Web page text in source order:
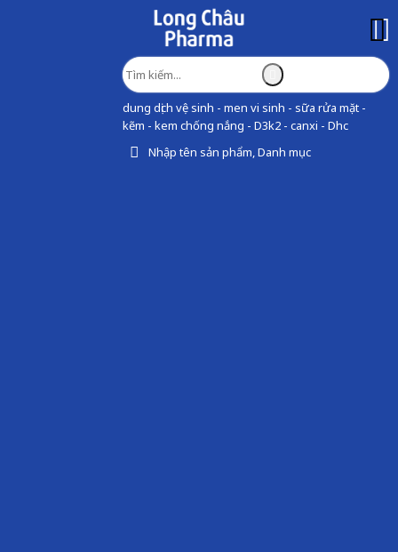
dung dịch vệ sinh - men vi sinh - sữa rửa mặt -
kẽm - kem chống nắng - D3k2 - canxi - Dhc
Nhập tên sản phẩm, Danh mục